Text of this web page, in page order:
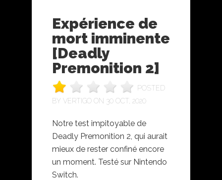
Expérience de
mort imminente
[Deadly
Premonition 2]
POSTED
BY VERTIGO ON 30 OCT, 2020
Notre test impitoyable de
Deadly Premonition 2, qui aurait
mieux de rester confiné encore
un moment. Testé sur Nintendo
Switch.